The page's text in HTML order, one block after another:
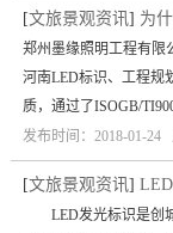
[文旅景观资讯] 为
郑州墨缘照明工程有限
河南LED标识、工程规
质，通过了ISOGB/
发布时间：2018-01-24
[文旅景观资讯]
LED发光标识是创城